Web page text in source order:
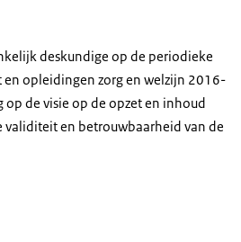
deskundige op de periodieke
opleidingen zorg en welzijn 2016-
de visie op de opzet en inhoud
validiteit en betrouwbaarheid van de